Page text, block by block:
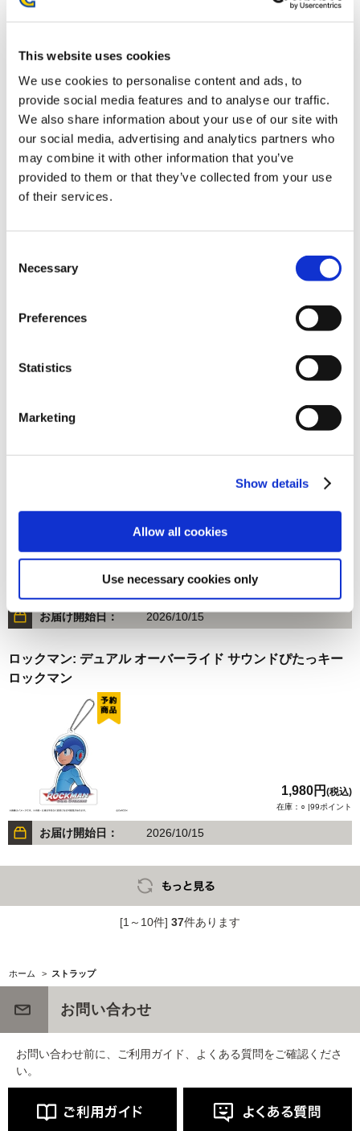
This website uses cookies
We use cookies to personalise content and ads, to
provide social media features and to analyse our traffic.
We also share information about your use of our site with
our social media, advertising and analytics partners who
may combine it with other information that you’ve
provided to them or that they’ve collected from your use
of their services.
Selection
Necessary
Preferences
Statistics
Marketing
Show details
Allow all cookies
Use necessary cookies only
お届け開始日： 2026/10/15
1,980円(税込)
ストリートファイター6 サウンドぴたっキー ジェイミー
1,980円(税込)
お届け開始日：
お届け開始日： 2026/10/15
ロックマン: デュアル オーバーライド サウンドぴたっキー
ロックマン
1,980円 (税込)
在庫：○ |99ポイント
お届け開始日： 2026/10/15
[1～10件] 37件あります
ホーム > ストラップ
お問い合わせ
お問い合わせ前に、ご利用ガイド、よくある質問をご確認くださ
い。